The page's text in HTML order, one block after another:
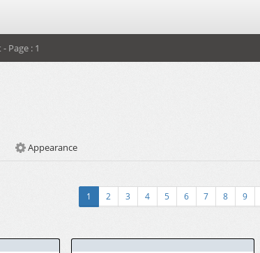
Page : 1
Appearance
1 2 3 4 5 6 7 8 9